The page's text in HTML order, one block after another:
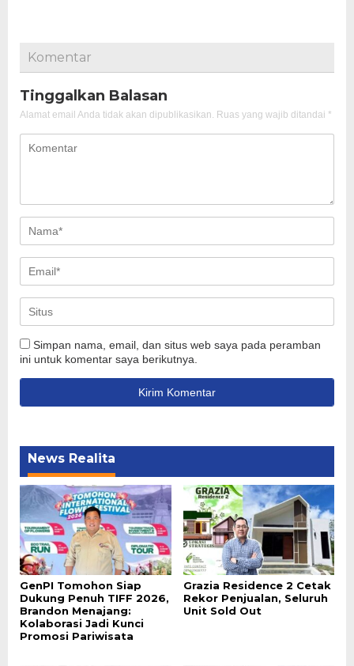
Komentar
Tinggalkan Balasan
Alamat email Anda tidak akan dipublikasikan. Ruas yang wajib ditandai *
Simpan nama, email, dan situs web saya pada peramban
ini untuk komentar saya berikutnya.
News Realita
GenPI Tomohon Siap
Dukung Penuh TIFF 2026,
Brandon Menajang:
Kolaborasi Jadi Kunci
Promosi Pariwisata
Grazia Residence 2 Cetak
Rekor Penjualan, Seluruh
Unit Sold Out